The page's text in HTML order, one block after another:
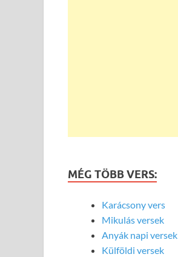
MÉG TÖBB VERS:
Karácsony vers
Mikulás versek
Anyák napi versek
Külföldi versek